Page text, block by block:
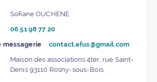
Sofiane OUCHENE
06 51 98 77 20
messagerie
contact.afus@gmail.com
Maison des associations 4ter, rue Saint-
Denis 93110 Rosny-sous-Bois